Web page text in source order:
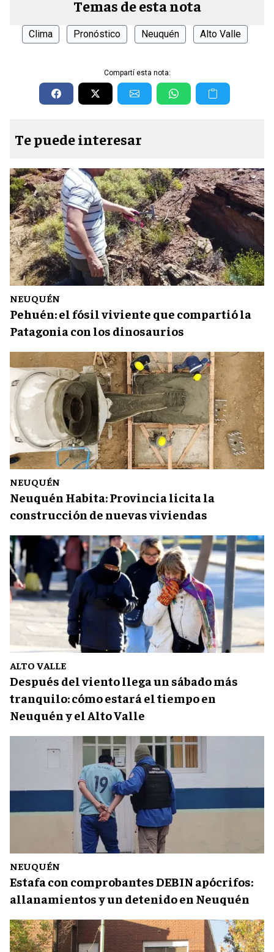
Temas de esta nota
Clima Pronóstico Neuquén Alto Valle
Compartí esta nota:
Te puede interesar
NEUQUÉN
Pehuén: el fósil viviente que compartió la
Patagonia con los dinosaurios
NEUQUÉN
Neuquén Habita: Provincia licita la
construcción de nuevas viviendas
ALTO VALLE
Después del viento llega un sábado más
tranquilo: cómo estará el tiempo en
Neuquén y el Alto Valle
NEUQUÉN
Estafa con comprobantes DEBIN apócrifos:
allanamientos y un detenido en Neuquén